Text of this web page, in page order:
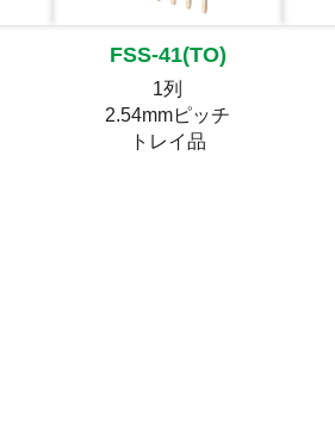
FSS-41(TO)
1列
2.54mmピッチ
トレイ品